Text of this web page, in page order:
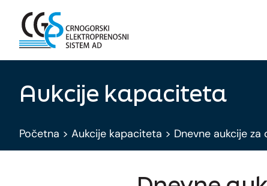
Aukcije kapaciteta
Početna > Aukcije kapaciteta > Dnevne aukcije